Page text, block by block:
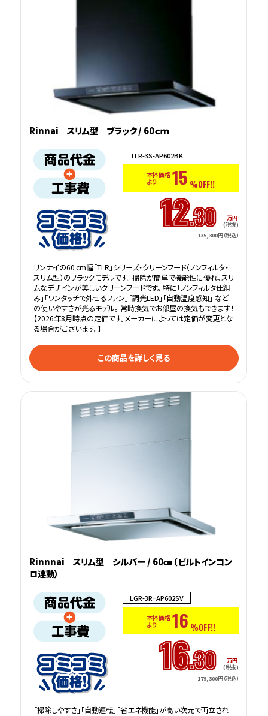
Rinnai スリム型 ブラック / 60ｃｍ
TLR-3S-AP602BK
本体価格
より
15 %OFF!!
12.30 万円
(税抜)
135,300円（税込）
リンナイの60 cm幅「TLR」シリーズ・クリーンフード（ノンフィルタ・
スリム型）のブラックモデルです。 掃除が簡単で機能性に優れ、スリ
ムなデザインが美しいクリーンフードです。 特に「ノンフィルタ仕組
み」「ワンタッチで外せるファン」「調光LED」「自動温度感知」 など
の使いやすさが光るモデル。 常時換気でお部屋の換気もできます！
【2026年8月時点の定価です。メーカーによっては定価が変更とな
る場合がございます。】
この商品を詳しく見る
Rinnnai スリム型 シルバー / 60㎝ （ビルトインコン
ロ連動）
LGR-3RｰAP602SV
本体価格
より
16 %OFF!!
16.30 万円
(税抜)
179,300円（税込）
「掃除しやすさ」「自動運転」「省エネ機能」が高い次元で両立され